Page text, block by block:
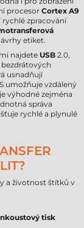
procesor Cortex A9
rychlé zpracování
etiket.
najdete USB 2.0,
bezdrátových
usnadňují
umožňuje vzdálený
výhodné zejména
správa
rychlé a plynulé
a životnost štítků v
tisk